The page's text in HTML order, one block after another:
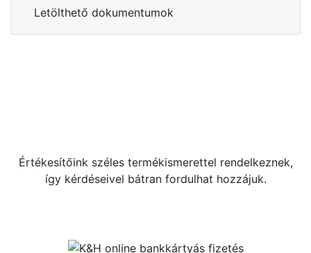
Letölthető dokumentumok
Értékesítőink széles termékismerettel rendelkeznek,
így kérdéseivel bátran fordulhat hozzájuk.